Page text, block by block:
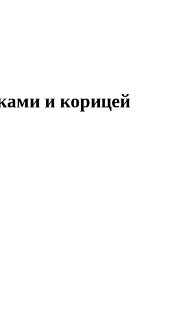
и корицей